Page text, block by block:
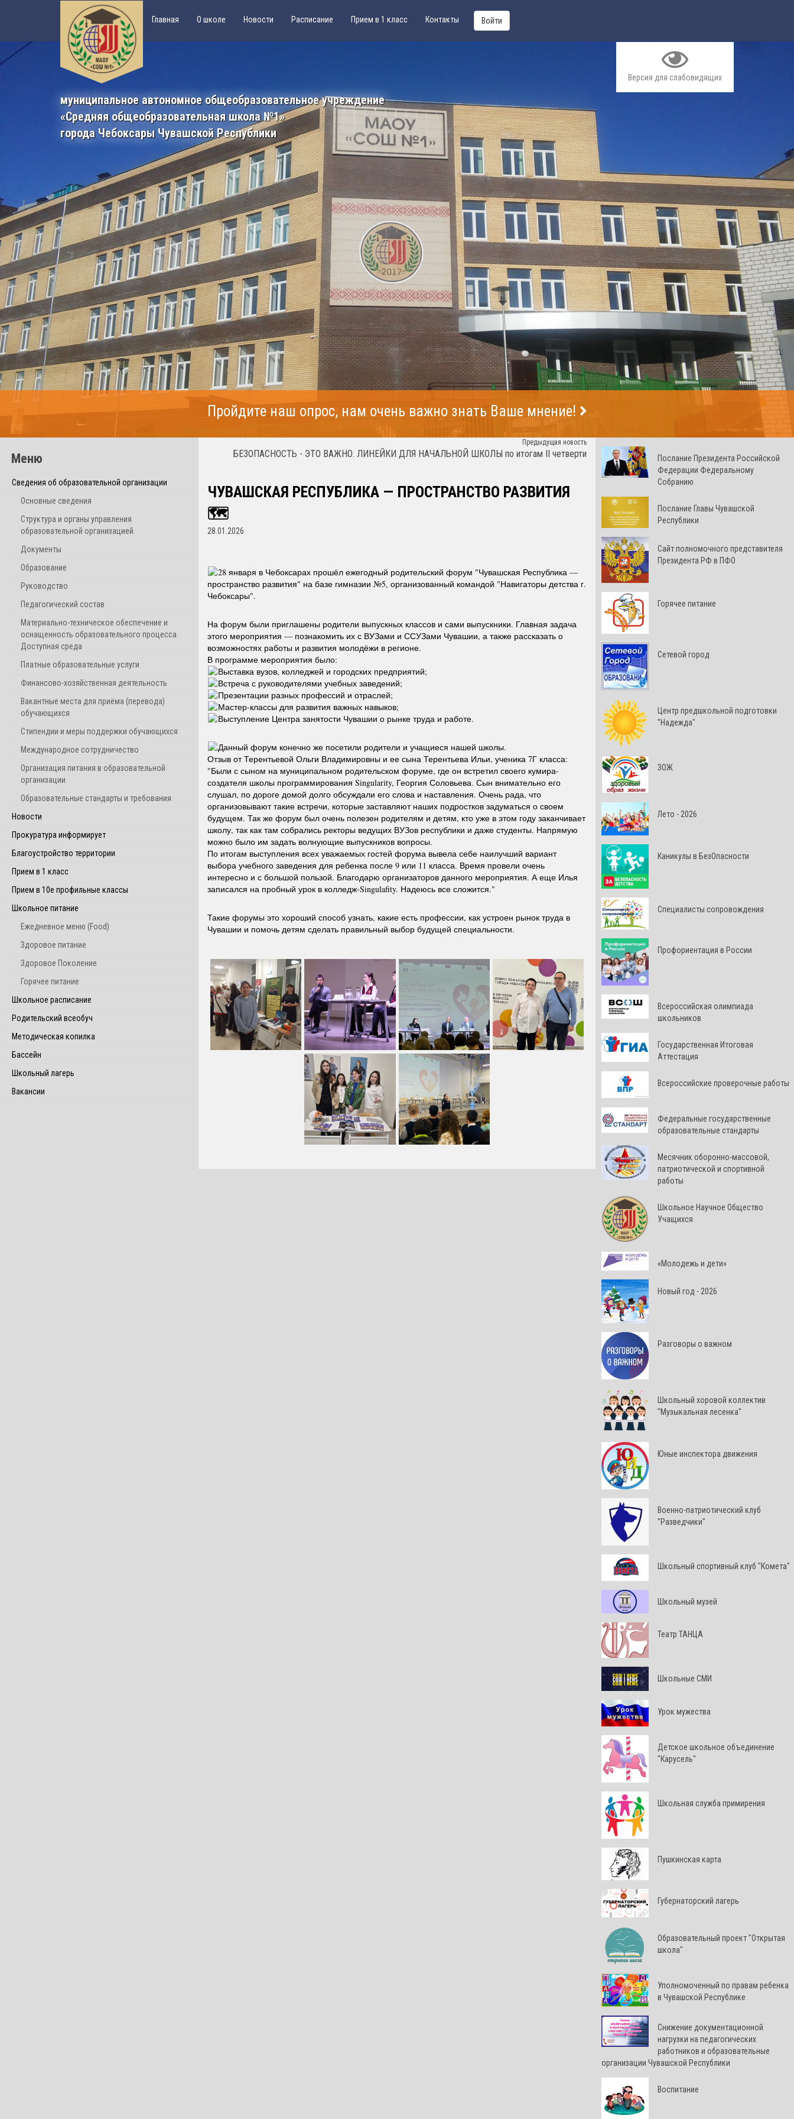
Главная О школе Новости Расписание Прием в 1 класс Контакты Войти
Версия для слабовидящих
муниципальное автономное общеобразовательное учреждение
«Средняя общеобразовательная школа №1»
города Чебоксары Чувашской Республики
Пройдите наш опрос, нам очень важно знать Ваше мнение!
Меню
Сведения об образовательной организации
Основные сведения
Структура и органы управления
образовательной организацией
Документы
Образование
Руководство
Педагогический состав
Материально-техническое обеспечение и
оснащенность образовательного процесса.
Доступная среда
Платные образовательные услуги
Финансово-хозяйственная деятельность
Вакантные места для приёма (перевода)
обучающихся
Стипендии и меры поддержки обучающихся
Международное сотрудничество
Организация питания в образовательной
организации
Образовательные стандарты и требования
Новости
Прокуратура информирует
Благоустройство территории
Прием в 1 класс
Прием в 10е профильные классы
Школьное питание
Ежедневное меню (Food)
Здоровое питание
Здоровое Поколение
Горячее питание
Школьное расписание
Родительский всеобуч
Методическая копилка
Бассейн
Школьный лагерь
Вакансии
Предыдущая новость
БЕЗОПАСНОСТЬ - ЭТО ВАЖНО. ЛИНЕЙКИ ДЛЯ НАЧАЛЬНОЙ ШКОЛЫ по итогам II четверти
ЧУВАШСКАЯ РЕСПУБЛИКА — ПРОСТРАНСТВО РАЗВИТИЯ
🗺
28.01.2026
28 января в Чебоксарах прошёл ежегодный родительский форум "Чувашская Республика —
пространство развития" на базе гимназии №5, организованный командой "Навигаторы детства г.
Чебоксары".
На форум были приглашены родители выпускных классов и сами выпускники. Главная задача
этого мероприятия — познакомить их с ВУЗами и ССУЗами Чувашии, а также рассказать о
возможностях работы и развития молодёжи в регионе.
В программе мероприятия было:
Выставка вузов, колледжей и городских предприятий;
Встреча с руководителями учебных заведений;
Презентации разных профессий и отраслей;
Мастер-классы для развития важных навыков;
Выступление Центра занятости Чувашии о рынке труда и работе.
Данный форум конечно же посетили родители и учащиеся нашей школы.
Отзыв от Терентьевой Ольги Владимировны и ее сына Терентьева Ильи, ученика 7Г класса:
"Были с сыном на муниципальном родительском форуме, где он встретил своего кумира-
создателя школы программирования Singularity, Георгия Соловьева. Сын внимательно его
слушал, по дороге домой долго обсуждали его слова и наставления. Очень рада, что
организовывают такие встречи, которые заставляют наших подростков задуматься о своем
будущем. Так же форум был очень полезен родителям и детям, кто уже в этом году заканчивает
школу, так как там собрались ректоры ведущих ВУЗов республики и даже студенты. Напрямую
можно было им задать волнующие выпускников вопросы.
По итогам выступления всех уважаемых гостей форума вывела себе наилучший вариант
выбора учебного заведения для ребенка после 9 или 11 класса. Время провели очень
интересно и с большой пользой. Благодарю организаторов данного мероприятия. А еще Илья
записался на пробный урок в колледж-Singulafity. Надеюсь все сложится."
Такие форумы это хороший способ узнать, какие есть профессии, как устроен рынок труда в
Чувашии и помочь детям сделать правильный выбор будущей специальности.
Послание Президента Российской
Федерации Федеральному
Собранию
Послание Главы Чувашской
Республики
Cайт полномочного представителя
Президента РФ в ПФО
Горячее питание
Сетевой город
Центр предшкольной подготовки
"Надежда"
ЗОЖ
Лето - 2026
Каникулы в БезОпасности
Специалисты сопровождения
Профориентация в России
Всероссийская олимпиада
школьников
Государственная Итоговая
Аттестация
Всероссийские проверочные работы
Федеральные государственные
образовательные стандарты
Месячник оборонно-массовой,
патриотической и спортивной
работы
Школьное Научное Общество
Учащихся
«Молодежь и дети»
Новый год - 2026
Разговоры о важном
Школьный хоровой коллектив
"Музыкальная лесенка"
Юные инспектора движения
Военно-патриотический клуб
"Разведчики"
Школьный спортивный клуб "Комета"
Школьный музей
Театр ТАНЦА
Школьные СМИ
Урок мужества
Детское школьное объединение
"Карусель"
Школьная служба примирения
Пушкинская карта
Губернаторский лагерь
Образовательный проект "Открытая
школа"
Уполномоченный по правам ребенка
в Чувашской Республике
Снижение документационной
нагрузки на педагогических
работников и образовательные
организации Чувашской Республики
Воспитание